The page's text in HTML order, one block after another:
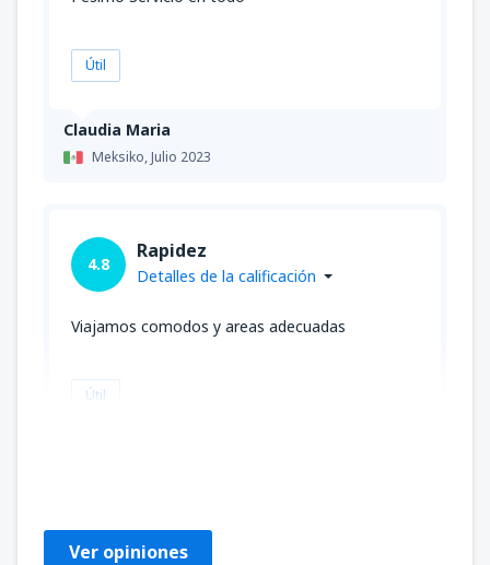
Claudia Maria
Meksiko,Julio 2023
Útil
4.8
Rapidez
Detalles de la calificación
Viajamos comodos y areas adecuadas
Útil
Ver opiniones